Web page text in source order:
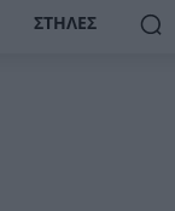
ΣΤΉΛΕΣ